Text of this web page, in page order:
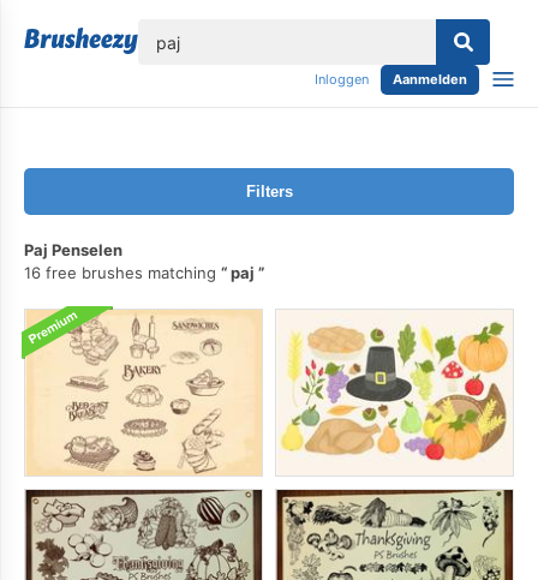
Inloggen Aanmelden
Filters
Paj Penselen
16 free brushes matching
paj